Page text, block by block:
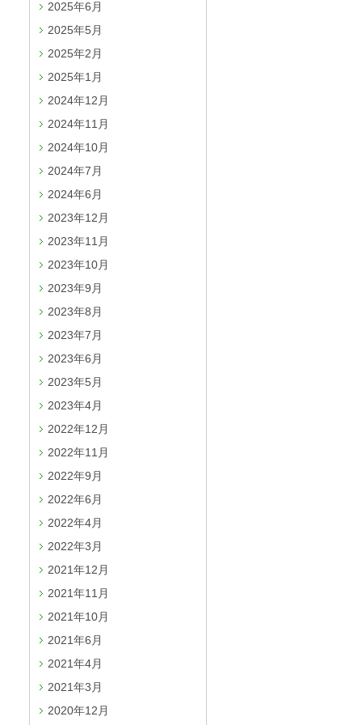
2025年6月
2025年5月
2025年2月
2025年1月
2024年12月
2024年11月
2024年10月
2024年7月
2024年6月
2023年12月
2023年11月
2023年10月
2023年9月
2023年8月
2023年7月
2023年6月
2023年5月
2023年4月
2022年12月
2022年11月
2022年9月
2022年6月
2022年4月
2022年3月
2021年12月
2021年11月
2021年10月
2021年6月
2021年4月
2021年3月
2020年12月